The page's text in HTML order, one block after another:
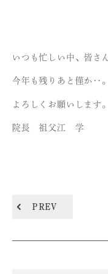
いつも忙しい中、皆さ
今年も残りあと僅か‥。
よろしくお願いします。
院長 祖父江 学
PREV